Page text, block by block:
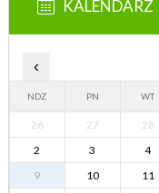
KALENDARZ
‹
NDZ PN WT
26 27 28
2
3 4
9
10 11